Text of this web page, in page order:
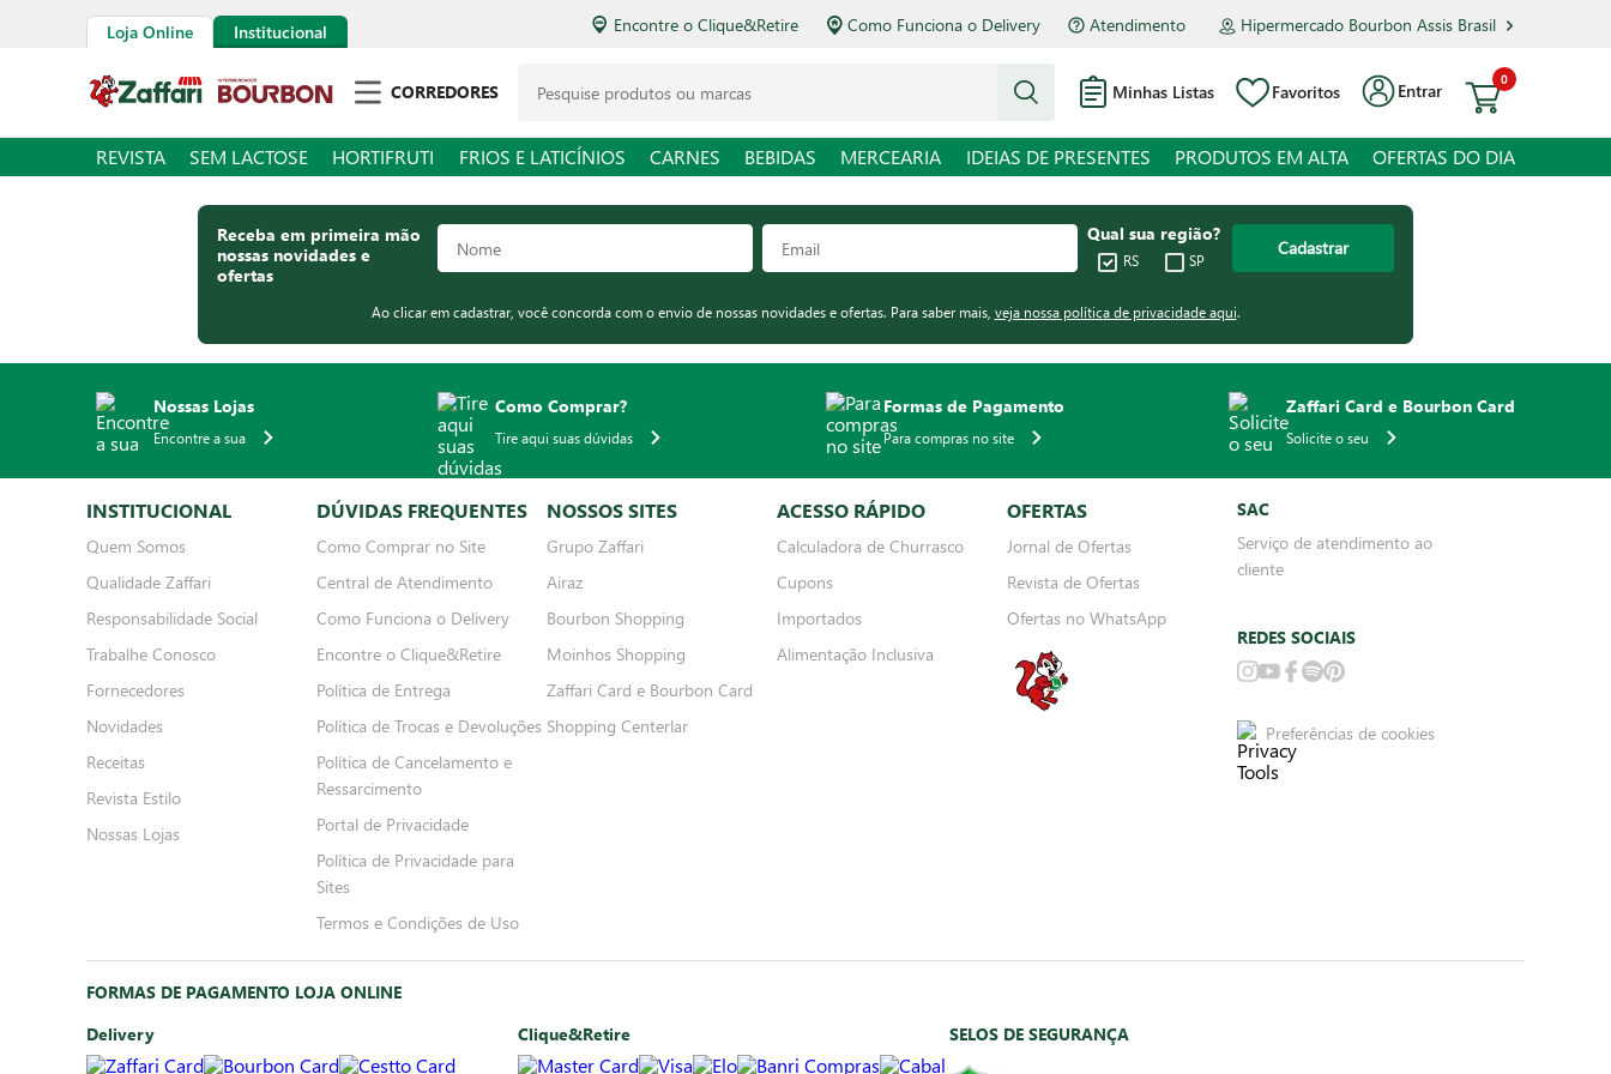
Loja Online Institucional Encontre o Clique&Retire Como Funciona o Delivery Atendimento Hipermercado Bourbon Assis Brasil
CORREDORES Minhas Listas Favoritos Entrar
0
REVISTA SEM LACTOSE HORTIFRUTI FRIOS E LATICÍNIOS CARNES BEBIDAS MERCEARIA IDEIAS DE PRESENTES PRODUTOS EM ALTA OFERTAS DO DIA
Receba em primeira mão
nossas novidades e
ofertas
Qual sua região?
RS SP
Cadastrar
Ao clicar em cadastrar, você concorda com o envio de nossas novidades e ofertas. Para saber mais, veja nossa política de privacidade aqui.
Nossas Lojas
Encontre a sua
Como Comprar?
Tire aqui suas dúvidas
Formas de Pagamento
Para compras no site
Zaffari Card e Bourbon Card
Solicite o seu
INSTITUCIONAL
Quem Somos
Qualidade Zaffari
Responsabilidade Social
Trabalhe Conosco
Fornecedores
Novidades
Receitas
Revista Estilo
Nossas Lojas
DÚVIDAS FREQUENTES
Como Comprar no Site
Central de Atendimento
Como Funciona o Delivery
Encontre o Clique&Retire
Política de Entrega
Política de Trocas e Devoluções
Política de Cancelamento e
Ressarcimento
Portal de Privacidade
Política de Privacidade para
Sites
Termos e Condições de Uso
NOSSOS SITES
Grupo Zaffari
Airaz
Bourbon Shopping
Moinhos Shopping
Zaffari Card e Bourbon Card
Shopping Centerlar
ACESSO RÁPIDO
Calculadora de Churrasco
Cupons
Importados
Alimentação Inclusiva
OFERTAS
Jornal de Ofertas
Revista de Ofertas
Ofertas no WhatsApp
SAC
Serviço de atendimento ao
cliente
REDES SOCIAIS
Preferências de cookies
FORMAS DE PAGAMENTO LOJA ONLINE
Delivery
Clique&Retire SELOS DE SEGURANÇA